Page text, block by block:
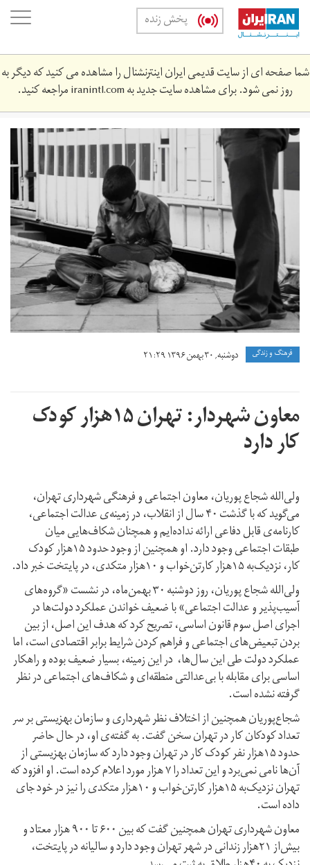
Skip
main
content
پخش زنده
شما صفحه ای از سایت قدیمی ایران اینترنشنال را مشاهده می کنید که دیگر به
روز نمی شود. برای مشاهده سایت جدید بهiranintl.comمراجعه کنید.
13960221001076636301162374258196_92235_photot.jpg
فرهنگ و زندگی دوشنبه, ۳۰ بهمن ۱۳۹۶ ۲۱:۲۹
معاون شهردار: تهران ۱۵هزار کودک
کار دارد
ولی‌‌الله شجاع پوریان، معاون اجتماعی و فرهنگی شهرداری تهران،
می‌گوید که با گذشت ۴۰ سال از انقلاب، در زمینه‌ی عدالت اجتماعی،
کارنامه‌ی قابل دفاعی ارائه نداده‌ایم و همچنان شکاف‌هایی میان
طبقات اجتماعی وجود دارد. او همچنین از وجود حدود ۱۵هزار کودک
کار، نزدیک‌به ۱۵هزار کارتن‌خواب و ۱۰هزار متکدی، در پایتخت خبر داد.
ولی‌‌الله شجاع پوریان، روز دوشنبه ۳۰ بهمن‌ماه، در نشست «گروه‌های
آسیب‌پذیر و عدالت اجتماعی» با ضعیف خواندن عملکرد دولت‌ها در
اجرای اصل سوم قانون اساسی، تصریح کرد که هدف این اصل، از بین
بردن تبعیض‌های اجتماعی و فراهم کردن شرایط برابر اقتصادی است، اما
عملکرد دولت‌ طی این سال‌ها، در این زمینه، بسیار ضعیف بوده و راهکار
اساسی برای مقابله با بی‌‌عدالتی منطقه‌ای و شکاف‌های اجتماعی در نظر
گرفته نشده است.
شجاع‌پوریان همچنین از اختلاف نظر شهرداری و سازمان بهزیستی بر سر
تعداد کودکان کار در تهران سخن گفت. به گفته‌ی او، در حال حاضر
حدود ۱۵هزار نفر کودک کار در تهران وجود دارد که سازمان بهزیستی از
آن‌ها نامی نمی‌برد و این تعداد را ۷ هزار مورد اعلام کرده است. او افزود که
تهران نزدیک‌به ۱۵هزار کارتن‌خواب و ۱۰هزار متکدی را نیز در خود جای
داده است.
معاون شهرداری تهران همچنین گفت که بین ۶۰۰ تا ۹۰۰ هزار معتاد و
بیش‌از ۲۱هزار زندانی در شهر تهران وجود دارد و سالیانه در پایتخت،